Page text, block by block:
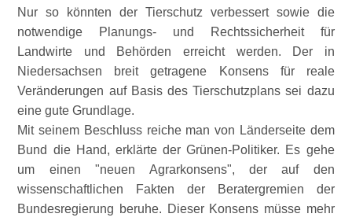
Nur so könnten der Tierschutz verbessert sowie die
notwendige Planungs- und Rechtssicherheit für
Landwirte und Behörden erreicht werden. Der in
Niedersachsen breit getragene Konsens für reale
Veränderungen auf Basis des Tierschutzplans sei dazu
eine gute Grundlage.
Mit seinem Beschluss reiche man von Länderseite dem
Bund die Hand, erklärte der Grünen-Politiker. Es gehe
um einen neuen Agrarkonsens , der auf den
wissenschaftlichen Fakten der Beratergremien der
Bundesregierung beruhe. Dieser Konsens müsse mehr